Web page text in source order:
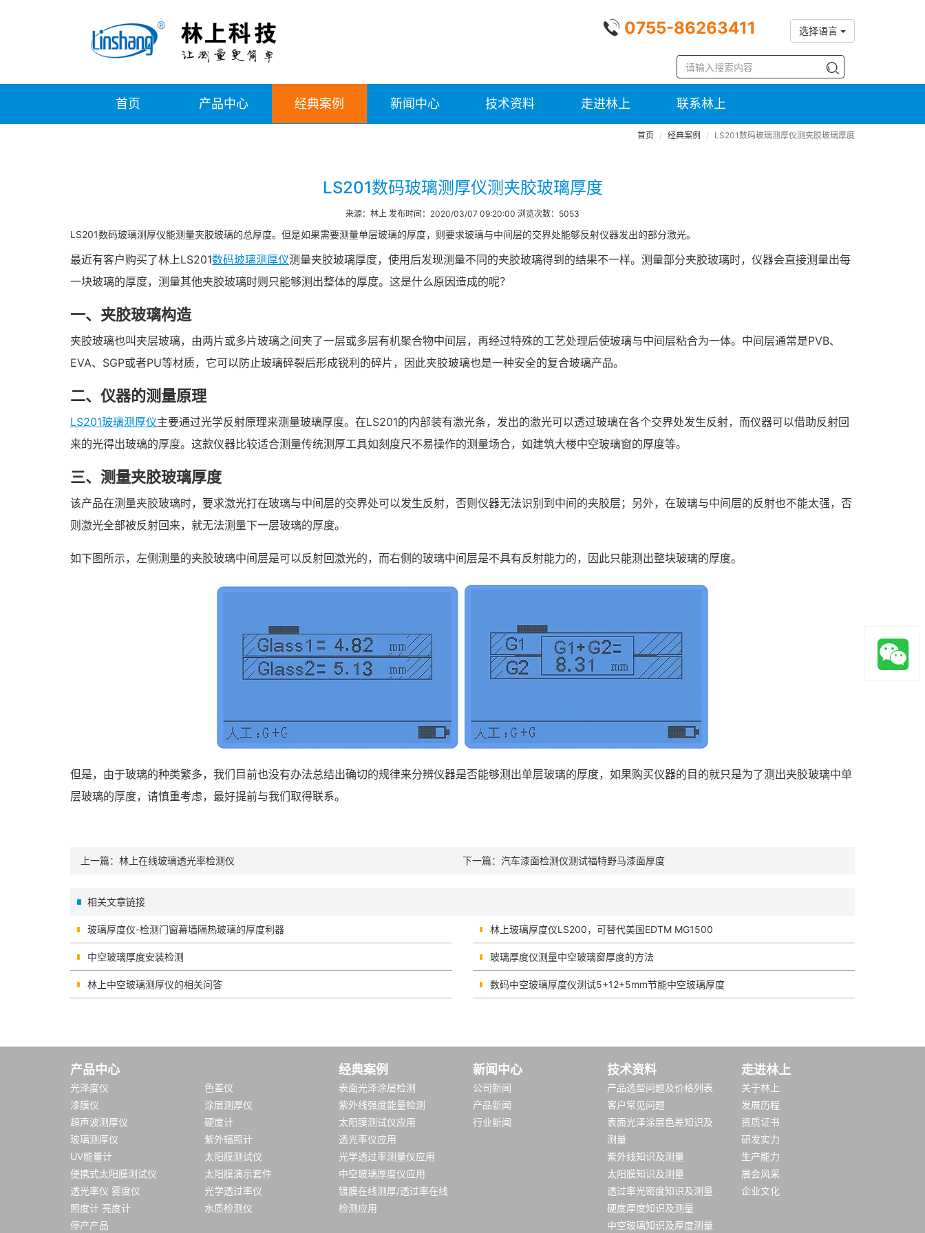
0755-86263411 选择语言
首页 产品中心 经典案例 新闻中心 技术资料 走进林上 联系林上
首页 经典案例 LS201数码玻璃测厚仪测夹胶玻璃厚度
LS201数码玻璃测厚仪测夹胶玻璃厚度
来源：林上 发布时间：2020/03/07 09:20:00 浏览次数：5053
LS201数码玻璃测厚仪能测量夹胶玻璃的总厚度。但是如果需要测量单层玻璃的厚度，则要求玻璃与中间层的交界处能够反射仪器发出的部分激光。
最近有客户购买了林上LS201数码玻璃测厚仪测量夹胶玻璃厚度，使用后发现测量不同的夹胶玻璃得到的结果不一样。测量部分夹胶玻璃时，仪器会直接测量出每
一块玻璃的厚度，测量其他夹胶玻璃时则只能够测出整体的厚度。这是什么原因造成的呢？
一、夹胶玻璃构造
夹胶玻璃也叫夹层玻璃，由两片或多片玻璃之间夹了一层或多层有机聚合物中间层，再经过特殊的工艺处理后使玻璃与中间层粘合为一体。中间层通常是PVB、
EVA、SGP或者PU等材质，它可以防止玻璃碎裂后形成锐利的碎片，因此夹胶玻璃也是一种安全的复合玻璃产品。
二、仪器的测量原理
LS201玻璃测厚仪主要通过光学反射原理来测量玻璃厚度。在LS201的内部装有激光条，发出的激光可以透过玻璃在各个交界处发生反射，而仪器可以借助反射回
来的光得出玻璃的厚度。这款仪器比较适合测量传统测厚工具如刻度尺不易操作的测量场合，如建筑大楼中空玻璃窗的厚度等。
三、测量夹胶玻璃厚度
该产品在测量夹胶玻璃时，要求激光打在玻璃与中间层的交界处可以发生反射，否则仪器无法识别到中间的夹胶层；另外，在玻璃与中间层的反射也不能太强，否
则激光全部被反射回来，就无法测量下一层玻璃的厚度。
如下图所示，左侧测量的夹胶玻璃中间层是可以反射回激光的，而右侧的玻璃中间层是不具有反射能力的，因此只能测出整块玻璃的厚度。
但是，由于玻璃的种类繁多，我们目前也没有办法总结出确切的规律来分辨仪器是否能够测出单层玻璃的厚度，如果购买仪器的目的就只是为了测出夹胶玻璃中单
层玻璃的厚度，请慎重考虑，最好提前与我们取得联系。
上一篇： 林上在线玻璃透光率检测仪 下一篇： 汽车漆面检测仪测试福特野马漆面厚度
相关文章链接
玻璃厚度仪-检测门窗幕墙隔热玻璃的厚度利器 林上玻璃厚度仪LS200，可替代美国EDTM MG1500
中空玻璃厚度安装检测 玻璃厚度仪测量中空玻璃窗厚度的方法
林上中空玻璃测厚仪的相关问答 数码中空玻璃厚度仪测试5+12+5mm节能中空玻璃厚度
产品中心
光泽度仪
色差仪
漆膜仪
涂层测厚仪
超声波测厚仪
硬度计
玻璃测厚仪
紫外辐照计
UV能量计
太阳膜测试仪
便携式太阳膜测试仪
太阳膜演示套件
透光率仪 雾度仪
光学透过率仪
照度计 亮度计
水质检测仪
停产产品
经典案例
表面光泽涂层检测
紫外线强度能量检测
太阳膜测试仪应用
透光率仪应用
光学透过率测量仪应用
中空玻璃厚度仪应用
镀膜在线测厚/透过率在线
检测应用
新闻中心
公司新闻
产品新闻
行业新闻
技术资料
产品选型问题及价格列表
客户常见问题
表面光泽涂层色差知识及
测量
紫外线知识及测量
太阳膜知识及测量
透过率光密度知识及测量
硬度厚度知识及测量
中空玻璃知识及厚度测量
走进林上
关于林上
发展历程
资质证书
研发实力
生产能力
展会风采
企业文化